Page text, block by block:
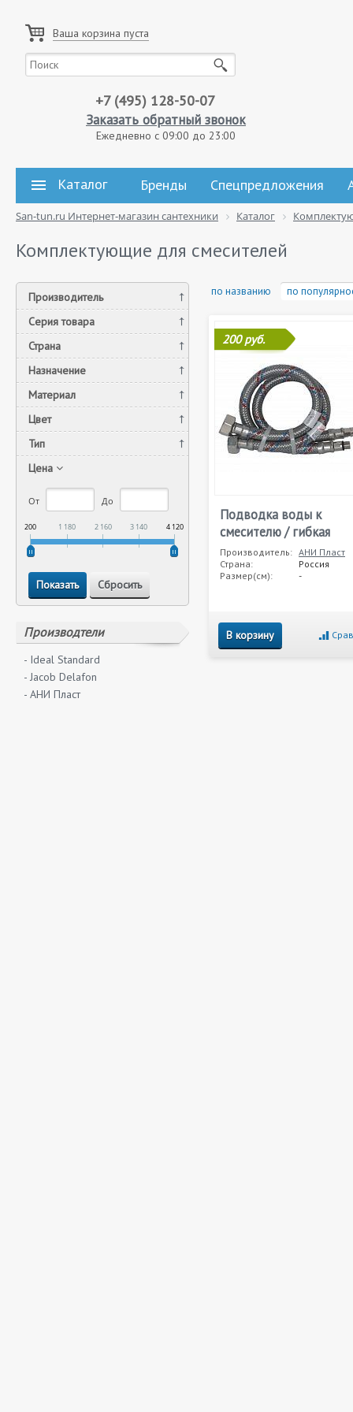
Ваша корзина пуста
+7 (495) 128-50-07
Заказать обратный звонок
Ежедневно с 09:00 до 23:00
Каталог Бренды Спецпредложения
San-tun.ru Интернет-магазин сантехники Каталог
Комплектующие для смесителей
Производитель
Серия товара
Страна
Назначение
Материал
Цвет
Тип
Цена
От До
200 1 180 2 160 3 140 4 120
Производтели
- Ideal Standard
- Jacob Delafon
- АНИ Пласт
по названию по
200 руб.
Подводка воды к
смесителю / гибкая
Производитель: АНИ Пласт
Страна:
Россия
Размер(см):
-
В корзину